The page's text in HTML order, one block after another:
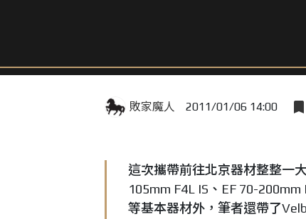
敗家魔人 2011/01/06 14:00
這次攜帶前往北京器材整整一
105mm F4L IS、EF 70-
等基本器材外，筆者還帶了